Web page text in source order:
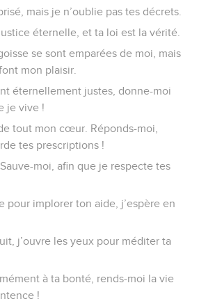
mais je n’oublie pas tes décrets.
éternelle, et ta loi est la vérité.
se sont emparées de moi, mais
mon plaisir.
éternellement justes, donne-moi
je vive !
tout mon cœur. Réponds-moi,
tes prescriptions !
moi, afin que je respecte tes
pour implorer ton aide, j’espère en
j’ouvre les yeux pour méditer ta
à ta bonté, rends-moi la vie
!